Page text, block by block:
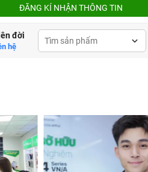
ĐĂNG KÍ NHẬN THÔNG TIN
đời
hệ